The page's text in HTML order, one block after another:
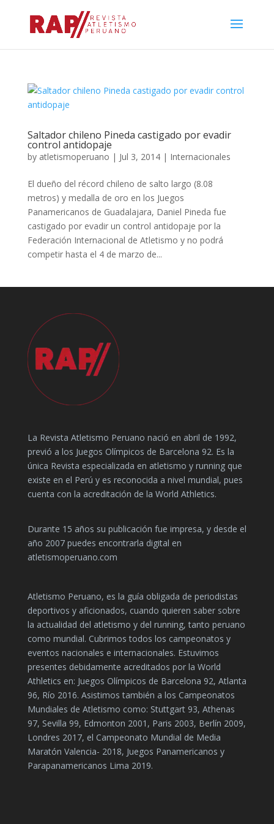
Saltador chileno Pineda castigado por evadir
control antidopaje
by atletismoperuano | Jul 3, 2014| Internacionales
El dueño del récord chileno de salto largo (8.08
metros) y medalla de oro en los Juegos
Panamericanos de Guadalajara, Daniel Pineda fue
castigado por evadir un control antidopaje por la
Federación Internacional de Atletismo y no podrá
competir hasta el 4 de marzo de...
La Revista Atletismo Peruano nació en abril de 1992,
previó a los Juegos Olímpicos de Barcelona 92. Es la
única Revista especializada en atletismo y running que
existe en el Perú y es reconocida a nivel mundial, pues
cuenta con la acreditación de la World Athletics.
Durante 15 años su publicación fue impresa, y desde el
año 2007 puedes encontrarla digital en
atletismoperuano.com
Atletismo Peruano, es la guía obligada de periodistas
deportivos y aficionados, cuando quieren saber sobre
la actualidad del atletismo y del running, tanto peruano
como mundial. Cubrimos todos los campeonatos y
eventos nacionales e internacionales. Estuvimos
presentes debidamente acreditados por la World
Athletics en: Juegos Olímpicos de Barcelona 92, Atlanta
96, Río 2016. Asistimos también a los Campeonatos
Mundiales de Atletismo como: Stuttgart 93, Athenas
97, Sevilla 99, Edmonton 2001, Paris 2003, Berlín 2009,
Londres 2017, el Campeonato Mundial de Media
Maratón Valencia- 2018, Juegos Panamericanos y
Parapanamericanos Lima 2019.